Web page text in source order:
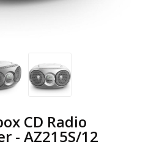
CD Radio
- AZ215S/12